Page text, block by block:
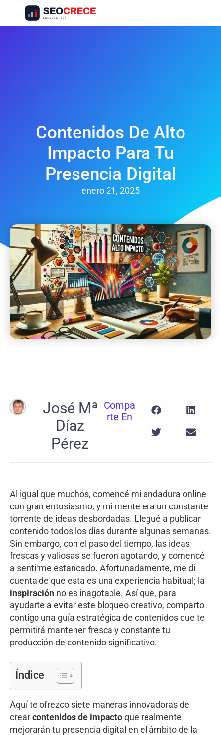
Contenidos De Alto
Impacto Para Tu
Presencia Digital
enero 21, 2025
José Mª
Díaz
Pérez
Compa
Rte En
Al igual que muchos, comencé mi andadura online
con gran entusiasmo, y mi mente era un constante
torrente de ideas desbordadas. Llegué a publicar
contenido todos los días durante algunas semanas.
Sin embargo, con el paso del tiempo, las ideas
frescas y valiosas se fueron agotando, y comencé
a sentirme estancado. Afortunadamente, me di
cuenta de que esta es una experiencia habitual; la
inspiración no es inagotable. Así que, para
ayudarte a evitar este bloqueo creativo, comparto
contigo una guía estratégica de contenidos que te
permitirá mantener fresca y constante tu
producción de contenido significativo.
Índice
Aquí te ofrezco siete maneras innovadoras de
crearcontenidos de impactoque realmente
mejorarán tu presencia digital en el ámbito de la